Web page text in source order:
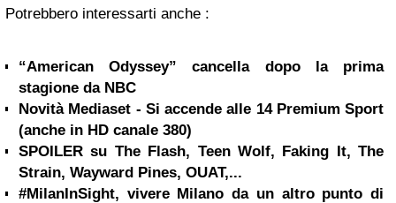
Potrebbero interessarti anche :
“American Odyssey” cancella dopo la prima
stagione da NBC
Novità Mediaset - Si accende alle 14 Premium Sport
(anche in HD canale 380)
SPOILER su The Flash, Teen Wolf, Faking It, The
Strain, Wayward Pines, OUAT,...
#MilanInSight, vivere Milano da un altro punto di